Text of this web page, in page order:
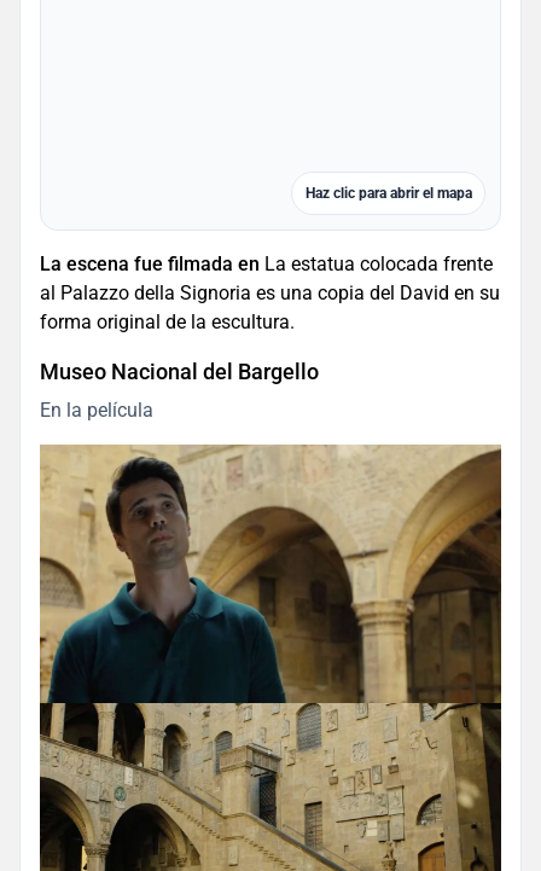
Haz clic para abrir el mapa
La escena fue filmada en La estatua colocada frente
al Palazzo della Signoria es una copia del David en su
forma original de la escultura.
Museo Nacional del Bargello
En la película